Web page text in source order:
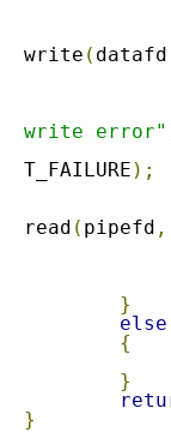
write ( datafd
write error"
T_FAILURE );
read ( pipefd ,
}
else
{
}
}